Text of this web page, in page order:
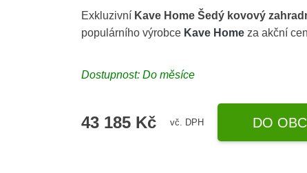
Exkluzivní Kave Home Šedý kovový
populárního výrobce Kave Home za akční
Dostupnost: Do měsíce
43 185 Kč vč. DPH DO